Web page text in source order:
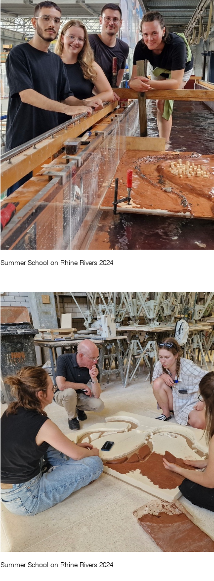
Summer School on Rhine Rivers 2024
Summer School on Rhine Rivers 2024